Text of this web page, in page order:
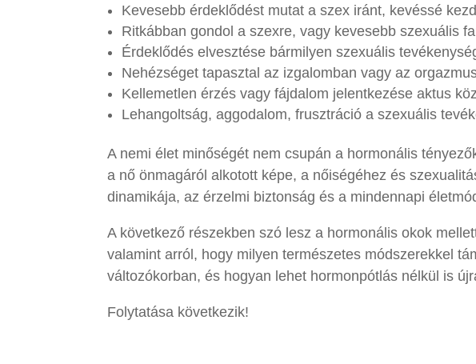
Kevesebb érdeklődést mutat a szex iránt, kevéssé
Ritkábban gondol a szexre, vagy kevesebb szexuális
Érdeklődés elvesztése bármilyen szexuális
Nehézséget tapasztal az izgalomban vagy az
Kellemetlen érzés vagy fájdalom jelentkezése aktus
Lehangoltság, aggodalom, frusztráció a szexuális
A nemi élet minőségét nem csupán a hormonális
a nő önmagáról alkotott képe, a nőiségéhez és
dinamikája, az érzelmi biztonság és a mindennapi
A következő részekben szó lesz a hormonális okok
valamint arról, hogy milyen természetes módszerekkel
változókorban, és hogyan lehet hormonpótlás nélkül is
Folytatása következik!